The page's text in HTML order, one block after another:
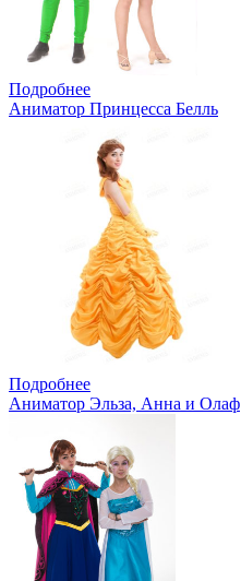
Подробнее
Аниматор Принцесса Белль
Подробнее
Аниматор Эльза, Анна и Олаф